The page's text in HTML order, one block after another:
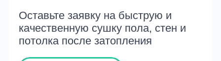
Оставьте заявку на быструю и
качественную сушку пола, стен и
потолка после затопления